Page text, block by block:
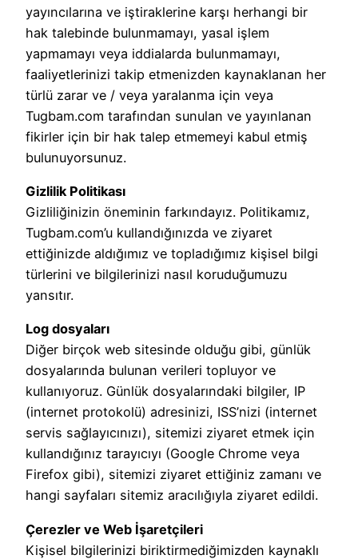
yayıncılarına ve iştiraklerine karşı herhangi bir
hak talebinde bulunmamayı, yasal işlem
yapmamayı veya iddialarda bulunmamayı,
faaliyetlerinizi takip etmenizden kaynaklanan her
türlü zarar ve / veya yaralanma için veya
Tugbam.com tarafından sunulan ve yayınlanan
fikirler için bir hak talep etmemeyi kabul etmiş
bulunuyorsunuz.
Gizlilik Politikası
Gizliliğinizin öneminin farkındayız. Politikamız,
Tugbam.com’u kullandığınızda ve ziyaret
ettiğinizde aldığımız ve topladığımız kişisel bilgi
türlerini ve bilgilerinizi nasıl koruduğumuzu
yansıtır.
Log dosyaları
Diğer birçok web sitesinde olduğu gibi, günlük
dosyalarında bulunan verileri topluyor ve
kullanıyoruz. Günlük dosyalarındaki bilgiler, IP
(internet protokolü) adresinizi, ISS’nizi (internet
servis sağlayıcınızı), sitemizi ziyaret etmek için
kullandığınız tarayıcıyı (Google Chrome veya
Firefox gibi), sitemizi ziyaret ettiğiniz zamanı ve
hangi sayfaları sitemiz aracılığıyla ziyaret edildi.
Çerezler ve Web İşaretçileri
Kişisel bilgilerinizi biriktirmediğimizden kaynaklı